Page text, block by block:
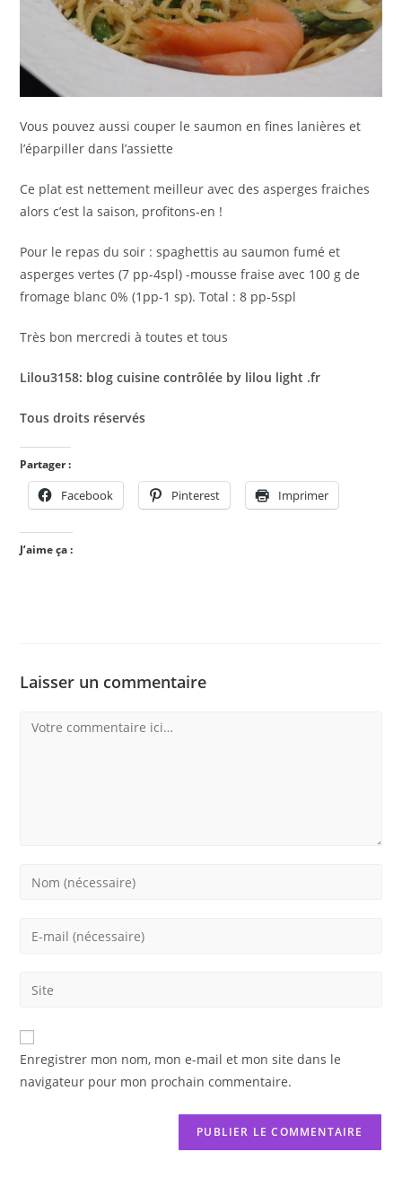
Vous pouvez aussi couper le saumon en fines lanières et
l’éparpiller dans l’assiette
Ce plat est nettement meilleur avec des asperges fraiches
alors c’est la saison, profitons-en !
Pour le repas du soir : spaghettis au saumon fumé et
asperges vertes (7 pp-4spl) -mousse fraise avec 100 g de
fromage blanc 0% (1pp-1 sp). Total : 8 pp-5spl
Très bon mercredi à toutes et tous
Lilou3158: blog cuisine contrôlée by lilou light .fr
Tous droits réservés
Partager :
Facebook Pinterest Imprimer
J’aime ça :
Laisser un commentaire
Comment
Enter
Enter
address
comment
Saisir
de
votre
(facultatif)
Enregistrer mon nom, mon e-mail et mon site dans le
navigateur pour mon prochain commentaire.